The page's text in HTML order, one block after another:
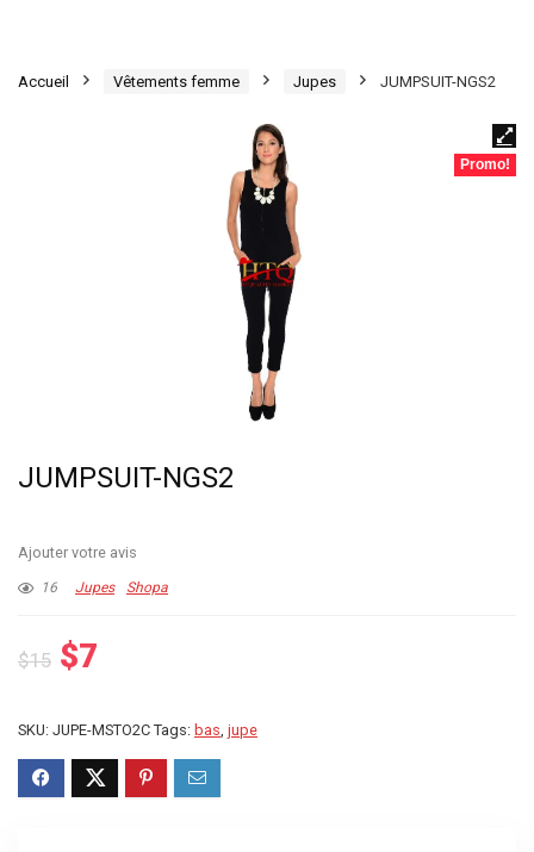
Accueil Vêtements femme Jupes JUMPSUIT-NGS2
Promo!
JUMPSUIT-NGS2
Ajouter votre avis
16 Jupes Shopa
$15 Le
initial
était :
$15.
$7
actuel
est :
$7.
SKU: JUPE-MSTO2C Tags: bas, jupe